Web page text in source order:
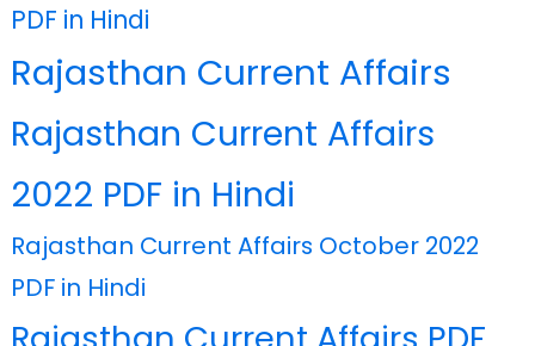
PDF in Hindi
Rajasthan Current Affairs
Rajasthan Current Affairs
2022 PDF in Hindi
Rajasthan Current Affairs October 2022
PDF in Hindi